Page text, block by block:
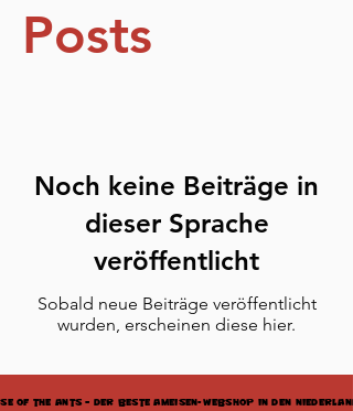
Posts
Noch keine Beiträge in
dieser Sprache
veröffentlicht
Sobald neue Beiträge veröffentlicht
wurden, erscheinen diese hier.
OF THE ANTS – DER BESTE AMEISEN-WEBSHOP IN DEN
OF THE ANTS – DER BESTE AMEISEN-WEBSHOP IN DEN